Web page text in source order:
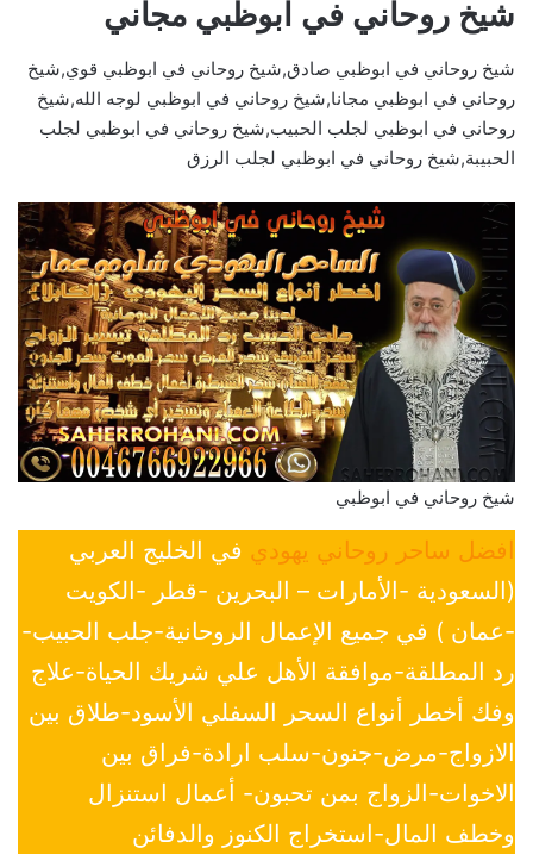
شيخ روحاني في ابوظبي مجاني
شيخ روحاني في ابوظبي صادق,شيخ روحاني في ابوظبي قوي,شيخ
روحاني في ابوظبي مجانا,شيخ روحاني في ابوظبي لوجه الله,شيخ
روحاني في ابوظبي لجلب الحبيب,شيخ روحاني في ابوظبي لجلب
الحبيبة,شيخ روحاني في ابوظبي لجلب الرزق
شيخ روحاني في ابوظبي
افضل ساحر روحاني يهودي في الخليج العربي
(السعودية -الأمارات – البحرين -قطر -الكويت
-عمان ) في جميع الإعمال الروحانية-جلب الحبيب-
رد المطلقة-موافقة الأهل علي شريك الحياة-علاج
وفك أخطر أنواع السحر السفلي الأسود-طلاق بين
الازواج-مرض-جنون-سلب ارادة-فراق بين
الاخوات-الزواج بمن تحبون- أعمال استنزال
وخطف المال-استخراج الكنوز والدفائن